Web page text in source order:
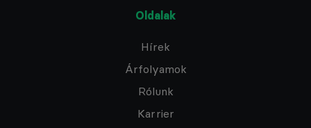
Oldalak
Hírek
Árfolyamok
Rólunk
Karrier